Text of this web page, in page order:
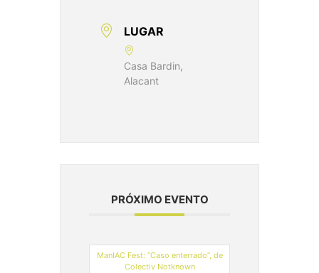
LUGAR
Casa Bardin,
Alacant
PRÓXIMO EVENTO
ManIAC Fest: “Caso enterrado”, de
Colectiv Notknown